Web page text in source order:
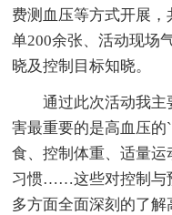
费测血压等方式开展
单200余张、活动现场
晓及控制目标知晓。
通过此次活动我
害最重要的是高血压
食、控制体重、适量
习惯……这些对控制与
多方面全面深刻的了